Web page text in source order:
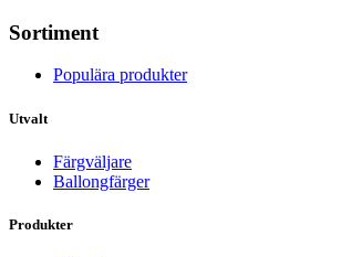
Sortiment
Populära produkter
Utvalt
Färgväljare
Ballongfärger
Produkter